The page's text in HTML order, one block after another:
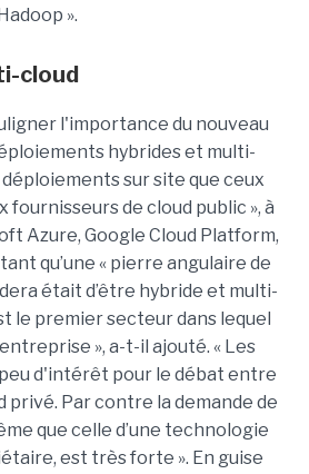
».
cloud
l'importance du nouveau
hybrides et multi-
déploiements sur site que ceux
fournisseurs de cloud public », à
Azure, Google Cloud Platform,
qu’une « pierre angulaire de
était d’être hybride et multi-
le premier secteur dans lequel
», a-t-il ajouté. « Les
d'intérêt pour le débat entre
privé. Par contre la demande de
que celle d’une technologie
est très forte ». En guise